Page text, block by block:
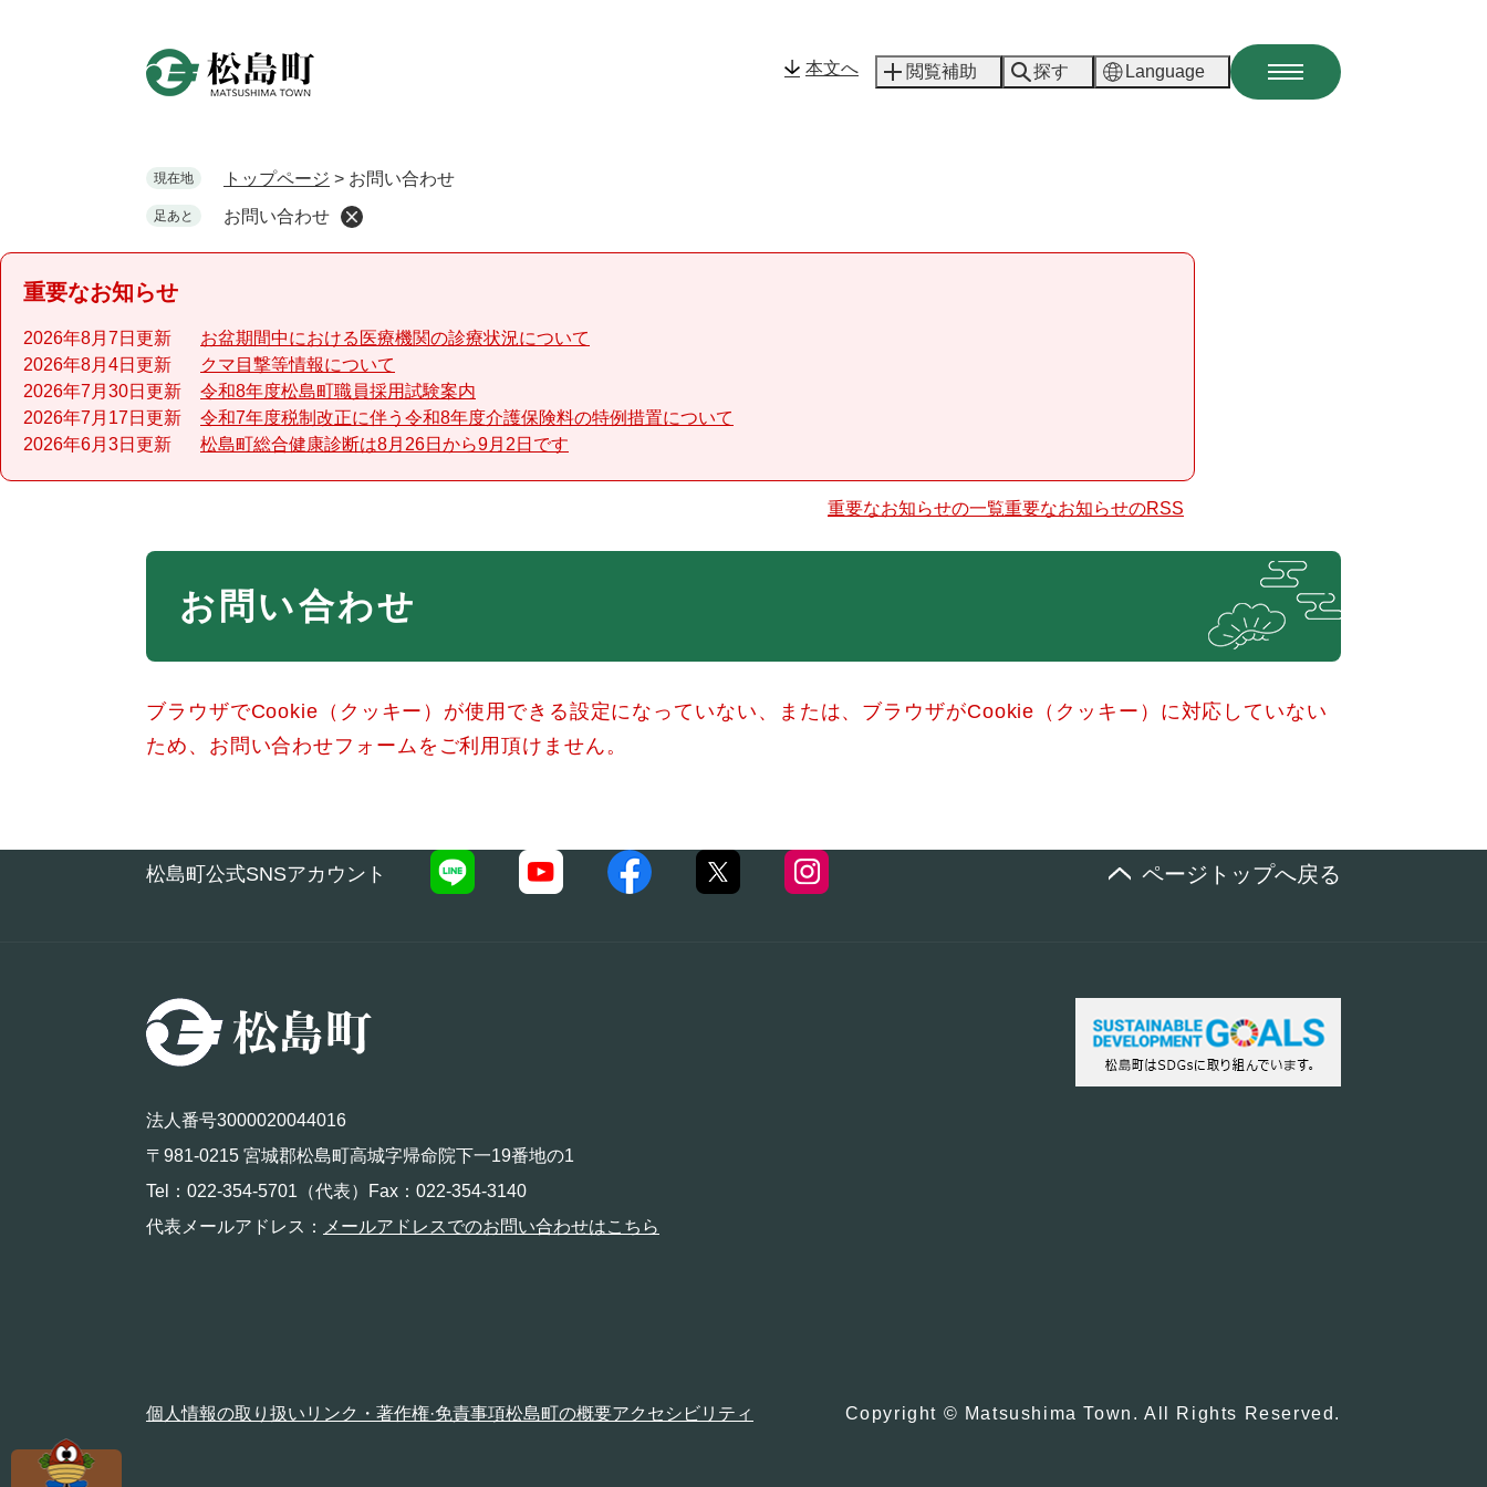
本文へ 閲覧補助 探す Language
現在地 トップページ > お問い合わせ
足あと お問い合わせ
重要なお知らせ
2026年8月7日更新
お盆期間中における医療機関の診療状況について
2026年8月4日更新
クマ目撃等情報について
2026年7月30日更新
令和8年度松島町職員採用試験案内
2026年7月17日更新
令和7年度税制改正に伴う令和8年度介護保険料の特例措置について
2026年6月3日更新
松島町総合健康診断は8月26日から9月2日です
重要なお知らせの一覧重要なお知らせのRSS
お問い合わせ
ブラウザでCookie（クッキー）が使用できる設定になっていない、または、ブラウザがCookie（クッキー）に対応していない
ため、お問い合わせフォームをご利用頂けません。
松島町公式SNSアカウント ページトップへ戻る
法人番号3000020044016
〒981-0215 宮城郡松島町高城字帰命院下一19番地の1
Tel：022-354-5701（代表）Fax：022-354-3140
代表メールアドレス：
メールアドレスでのお問い合わせはこちら
個人情報の取り扱い リンク・著作権·免責事項松島町の概要アクセシビリティ Copyright © Matsushima Town. All Rights Reserved.